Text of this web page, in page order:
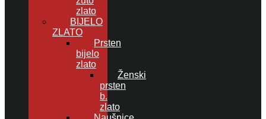
zlato
BIJELO
ZLATO
Prsten
bijelo
zlato
Ženski
prsten
b.
zlato